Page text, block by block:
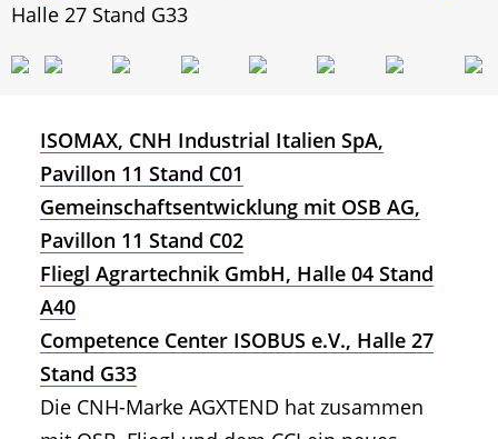
Halle 27 Stand G33
ISOMAX, CNH Industrial Italien SpA,
Pavillon 11 Stand C01
Gemeinschaftsentwicklung mit OSB AG,
Pavillon 11 Stand C02
Fliegl Agrartechnik GmbH, Halle 04 Stand
A40
Competence Center ISOBUS e.V., Halle 27
Stand G33
Die CNH-Marke AGXTEND hat zusammen